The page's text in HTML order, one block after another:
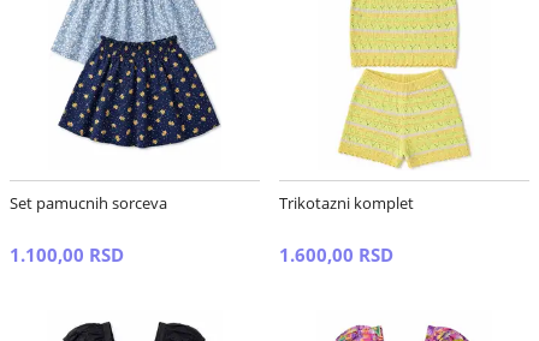
Set pamucnih sorceva
1.100,00 RSD
Trikotazni komplet
1.600,00 RSD